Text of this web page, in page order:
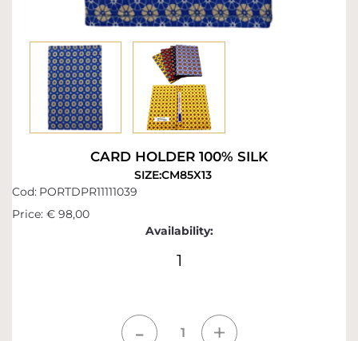
CARD HOLDER 100% SILK
SIZE:CM85X13
Cod: PORTDPR11111039
Price: € 98,00
Availability:
1